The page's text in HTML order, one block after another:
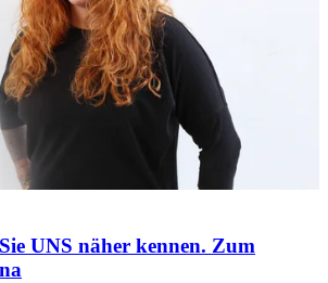
UNS näher kennen. Zum